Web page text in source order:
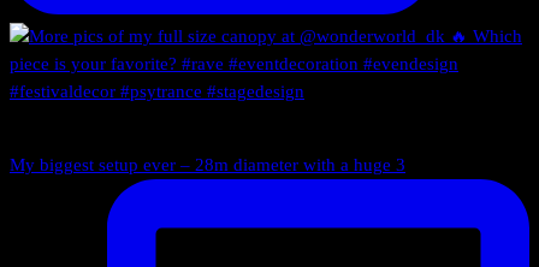
My biggest setup ever – 28m diameter with a huge 3